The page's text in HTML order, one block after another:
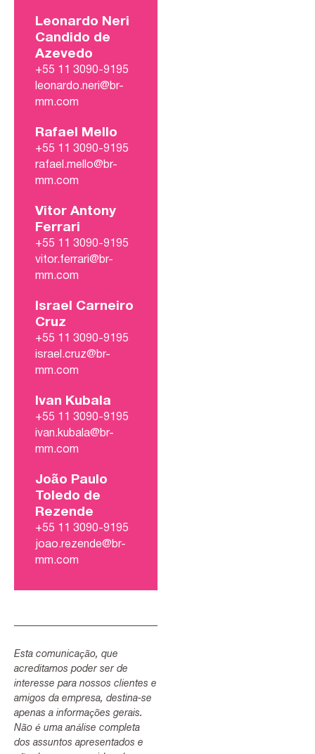
Leonardo Neri
Candido de
Azevedo
+55 11 3090-9195
leonardo.neri@br-
mm.com
Rafael Mello
+55 11 3090-9195
rafael.mello@br-
mm.com
Vitor Antony
Ferrari
+55 11 3090-9195
vitor.ferrari@br-
mm.com
Israel Carneiro
Cruz
+55 11 3090-9195
israel.cruz@br-
mm.com
Ivan Kubala
+55 11 3090-9195
ivan.kubala@br-
mm.com
João Paulo
Toledo de
Rezende
+55 11 3090-9195
joao.rezende@br-
mm.com
Esta comunicação, que
acreditamos poder ser de
interesse para nossos clientes e
amigos da empresa, destina-se
apenas a informações gerais.
Não é uma análise completa
dos assuntos apresentados e